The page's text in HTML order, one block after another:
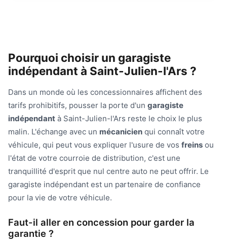
Pourquoi choisir un garagiste
indépendant à Saint-Julien-l'Ars ?
Dans un monde où les concessionnaires affichent des
tarifs prohibitifs, pousser la porte d'un garagiste
indépendant à Saint-Julien-l'Ars reste le choix le plus
malin. L'échange avec un mécanicien qui connaît votre
véhicule, qui peut vous expliquer l'usure de vos freins ou
l'état de votre courroie de distribution, c'est une
tranquillité d'esprit que nul centre auto ne peut offrir. Le
garagiste indépendant est un partenaire de confiance
pour la vie de votre véhicule.
Faut-il aller en concession pour garder la
garantie ?